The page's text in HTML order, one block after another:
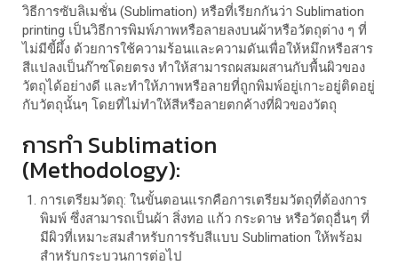
วิธีการซับลิเมชั่น (Sublimation) หรือที่เรียกกันว่า Sublimation
printing เป็นวิธีการพิมพ์ภาพหรือลายลงบนผ้าหรือวัตถุต่าง ๆ ที่
ไม่มีขี้ผึ้ง ด้วยการใช้ความร้อนและความดันเพื่อให้หมึกหรือสาร
สีแปลงเป็นก๊าซโดยตรง ทำให้สามารถผสมผสานกับพื้นผิวของ
วัตถุได้อย่างดี และทำให้ภาพหรือลายที่ถูกพิมพ์อยู่เกาะอยู่ติดอยู่
กับวัตถุนั้นๆ โดยที่ไม่ทำให้สีหรือลายตกค้างที่ผิวของวัตถุ
การทำ Sublimation
(Methodology):
การเตรียมวัตถุ: ในขั้นตอนแรกคือการเตรียมวัตถุที่ต้องการ
พิมพ์ ซึ่งสามารถเป็นผ้า สิ่งทอ แก้ว กระดาษ หรือวัตถุอื่นๆ ที่
มีผิวที่เหมาะสมสำหรับการรับสีแบบ Sublimation ให้พร้อม
สำหรับกระบวนการต่อไป